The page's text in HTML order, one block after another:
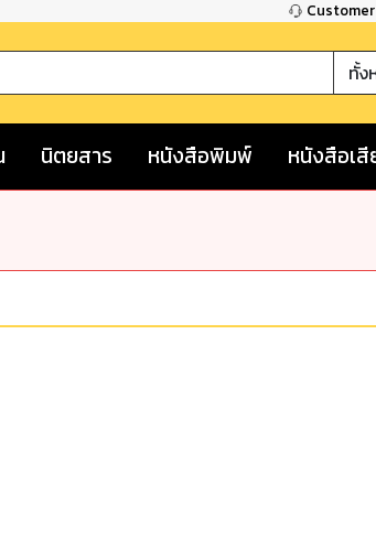
ทั้ง
นิตยสาร หนังสือพิมพ์ หนังสือเสี